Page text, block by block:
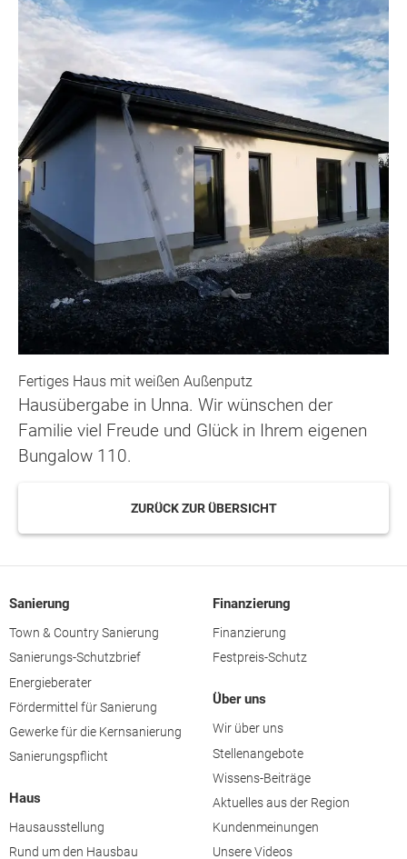
Fertiges Haus mit weißen Außenputz
Hausübergabe in Unna. Wir wünschen der
Familie viel Freude und Glück in Ihrem eigenen
Bungalow 110.
ZURÜCK ZUR ÜBERSICHT
Sanierung
Town & Country Sanierung
Sanierungs-Schutzbrief
Energieberater
Fördermittel für Sanierung
Gewerke für die Kernsanierung
Sanierungspflicht
Haus
Hausausstellung
Rund um den Hausbau
Finanzierung
Finanzierung
Festpreis-Schutz
Über uns
Wir über uns
Stellenangebote
Wissens-Beiträge
Aktuelles aus der Region
Kundenmeinungen
Unsere Videos